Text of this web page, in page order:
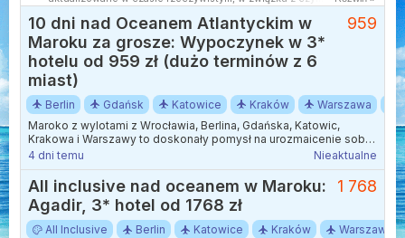
dostępność ofert mogą się nieznacznie różnić od aktualnych.
Dokładamy wszelkich starań aby rozbieżności były jak najmniejsze.
10 dni nad Oceanem Atlantyckim w
Maroku za grosze: Wypoczynek w 3*
hotelu od 959 zł (dużo terminów z 6
miast)
959
Berlin Gdańsk Katowice Kraków Warszawa
Maroko z wylotami z Wrocławia, Berlina, Gdańska, Katowic,
Krakowa i Warszawy to doskonały pomysł na urozmaicenie sobie
ponurych jesienno-zimowych dni egzotyczną przygodą.
4 dni temu Nieaktualne
All inclusive nad oceanem w Maroku:
Agadir, 3* hotel od 1768 zł
1 768
All Inclusive Berlin Katowice Kraków
Warszawa